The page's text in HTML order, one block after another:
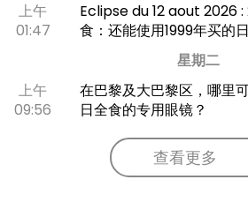
上午
01:47
Eclipse du 12 aout 2026 :
食：还能使用1999年买的
星期二
上午
09:56
在巴黎及大巴黎区，哪里
日全食的专用眼镜？
查看更多